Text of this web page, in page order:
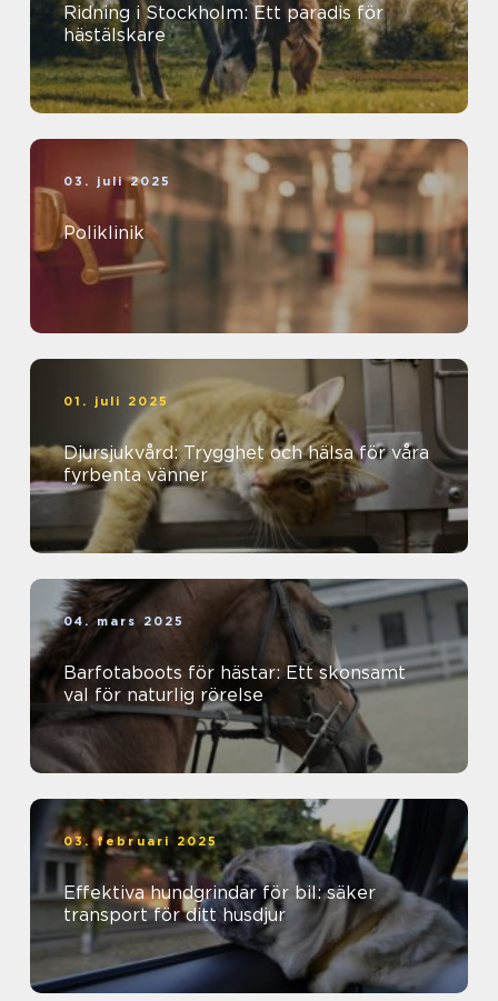
Ridning i Stockholm: Ett paradis för
hästälskare
03. juli 2025
Poliklinik
01. juli 2025
Djursjukvård: Trygghet och hälsa för våra
fyrbenta vänner
04. mars 2025
Barfotaboots för hästar: Ett skonsamt
val för naturlig rörelse
03. februari 2025
Effektiva hundgrindar för bil: säker
transport för ditt husdjur